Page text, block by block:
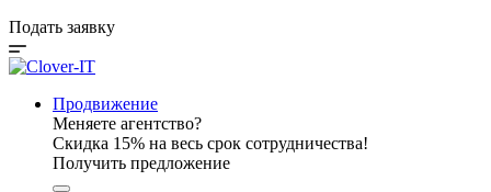
Подать заявку
Продвижение
Меняете агентство?
Скидка 15% на весь срок сотрудничества!
Получить предложение